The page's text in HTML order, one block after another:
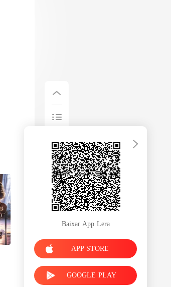
Baixar App Lera
APP STORE
GOOGLE PLAY